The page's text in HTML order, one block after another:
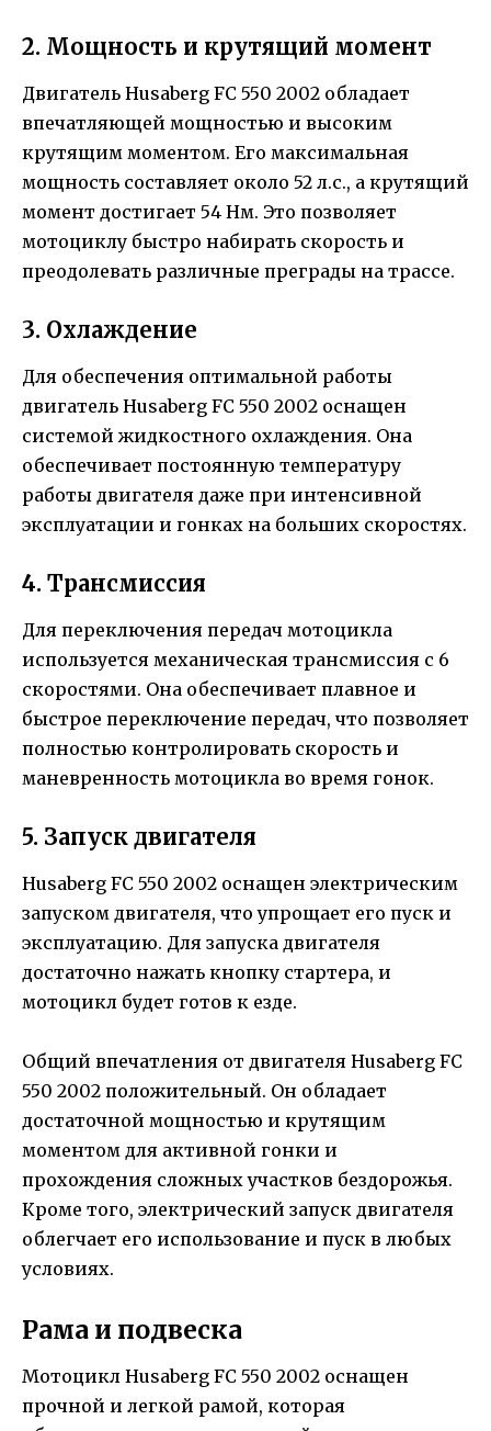
2. Мощность и крутящий момент
Двигатель Husaberg FC 550 2002 обладает
впечатляющей мощностью и высоким
крутящим моментом. Его максимальная
мощность составляет около 52 л.с., а крутящий
момент достигает 54 Нм. Это позволяет
мотоциклу быстро набирать скорость и
преодолевать различные преграды на трассе.
3. Охлаждение
Для обеспечения оптимальной работы
двигатель Husaberg FC 550 2002 оснащен
системой жидкостного охлаждения. Она
обеспечивает постоянную температуру
работы двигателя даже при интенсивной
эксплуатации и гонках на больших скоростях.
4. Трансмиссия
Для переключения передач мотоцикла
используется механическая трансмиссия с 6
скоростями. Она обеспечивает плавное и
быстрое переключение передач, что позволяет
полностью контролировать скорость и
маневренность мотоцикла во время гонок.
5. Запуск двигателя
Husaberg FC 550 2002 оснащен электрическим
запуском двигателя, что упрощает его пуск и
эксплуатацию. Для запуска двигателя
достаточно нажать кнопку стартера, и
мотоцикл будет готов к езде.
Общий впечатления от двигателя Husaberg FC
550 2002 положительный. Он обладает
достаточной мощностью и крутящим
моментом для активной гонки и
прохождения сложных участков бездорожья.
Кроме того, электрический запуск двигателя
облегчает его использование и пуск в любых
условиях.
Рама и подвеска
Мотоцикл Husaberg FC 550 2002 оснащен
прочной и легкой рамой, которая